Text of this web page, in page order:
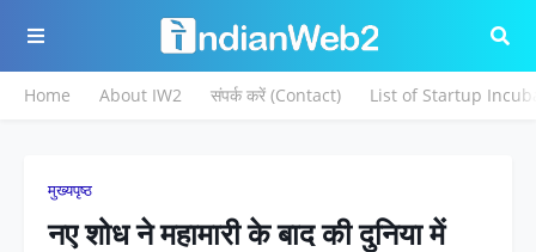
Home About IW2 संपर्क करें (Contact) List of Startup
मुख्यपृष्ठ
नए शोध ने महामारी के बाद की दुनिया में